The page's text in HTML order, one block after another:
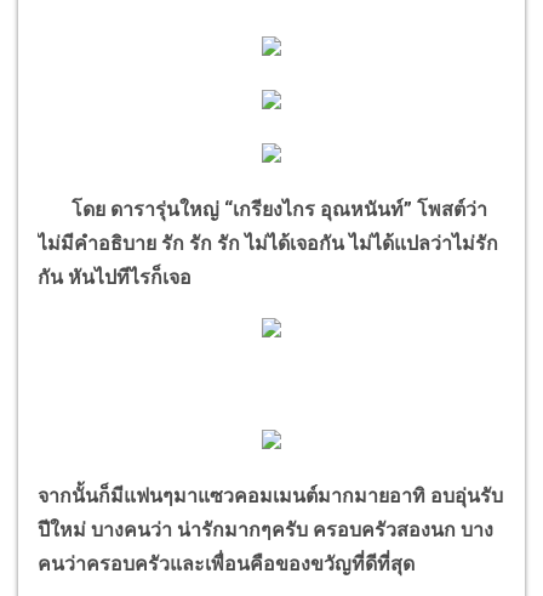
โดย ดารารุ่นใหญ่ “เกรียงไกร อุณหนันท์” โพสต์ว่า
ไม่มีคำอธิบาย รัก รัก รักไม่ได้เจอกัน ไม่ได้แปลว่าไม่รัก
กัน หันไปทีไรก็เจอ
จากนั้นก็มีแฟนๆมาแซวคอมเมนต์มากมายอาทิ อบอุ่นรับ
ปีใหม่ บางคนว่า น่ารักมากๆครับ ครอบครัวสองนก บาง
คนว่าครอบครัวและเพื่อนคือของขวัญที่ดีที่สุด